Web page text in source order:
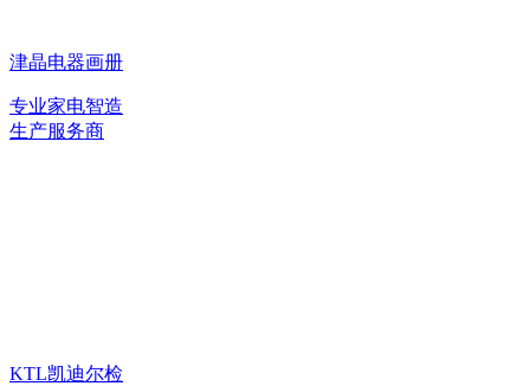
津晶电器画册
专业家电智造
生产服务商
KTL凯迪尔检